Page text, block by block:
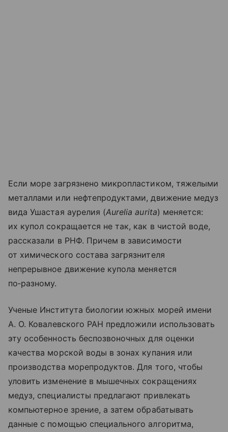
Если море загрязнено микропластиком, тяжелыми
металлами или нефтепродуктами, движение медуз
вида Ушастая аурелия (Aurelia aurita) меняется:
их купол сокращается не так, как в чистой воде,
рассказали в РНФ. Причем в зависимости
от химического состава загрязнителя
непрерывное движение купола меняется
по‑разному.
Ученые Института биологии южных морей имени
А. О. Ковалевского РАН предложили использовать
эту особенность беспозвоночных для оценки
качества морской воды в зонах купания или
производства морепродуктов. Для того, чтобы
уловить изменение в мышечных сокращениях
медуз, специалисты предлагают привлекать
компьютерное зрение, а затем обрабатывать
данные с помощью специального алгоритма,